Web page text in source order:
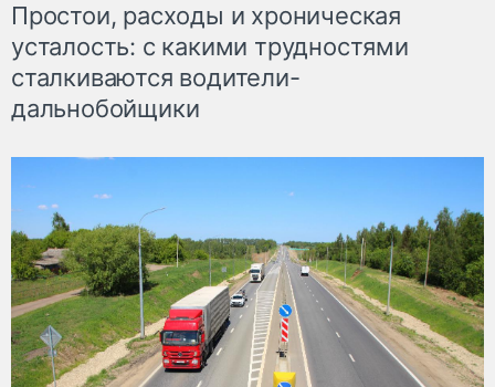
Простои, расходы и хроническая
усталость: с какими трудностями
сталкиваются водители-
дальнобойщики